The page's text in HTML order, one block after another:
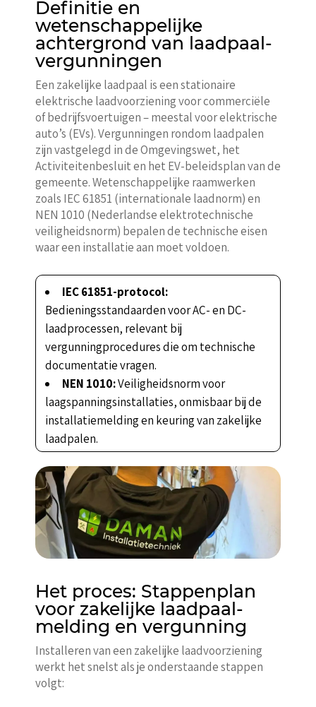
Definitie en
wetenschappelijke
achtergrond van laadpaal-
vergunningen
Een zakelijke laadpaal is een stationaire
elektrische laadvoorziening voor commerciële
of bedrijfsvoertuigen – meestal voor elektrische
auto’s (EVs). Vergunningen rondom laadpalen
zijn vastgelegd in de Omgevingswet, het
Activiteitenbesluit en het EV-beleidsplan van de
gemeente. Wetenschappelijke raamwerken
zoals IEC 61851 (internationale laadnorm) en
NEN 1010 (Nederlandse elektrotechnische
veiligheidsnorm) bepalen de technische eisen
waar een installatie aan moet voldoen.
IEC 61851-protocol:
Bedieningsstandaarden voor AC- en DC-
laadprocessen, relevant bij
vergunningprocedures die om technische
documentatie vragen.
NEN 1010:Veiligheidsnorm voor
laagspanningsinstallaties, onmisbaar bij de
installatiemelding en keuring van zakelijke
laadpalen.
Het proces: Stappenplan
voor zakelijke laadpaal-
melding en vergunning
Installeren van een zakelijke laadvoorziening
werkt het snelst als je onderstaande stappen
volgt: